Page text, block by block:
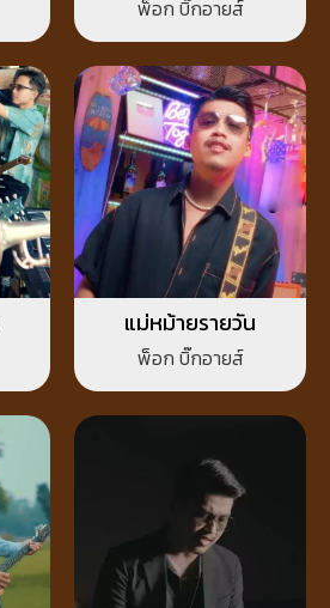
พ็อก บิ๊กอายส์
แม่หม้ายรายวัน
พ็อก บิ๊กอายส์